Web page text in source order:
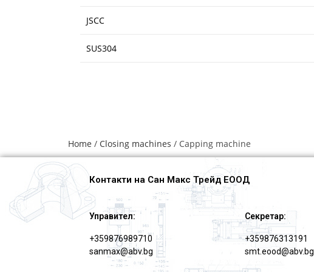
JSCC
SUS304
Home / Closing machines / Capping machine
Контакти на Сан Макс Трейд ЕООД
Управител:
+359876989710
sanmax@abv.bg
Секретар:
+359876313191
smt.eood@abv.bg